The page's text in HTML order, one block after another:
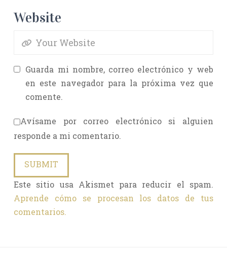
Website
Guarda mi nombre, correo electrónico y web
en este navegador para la próxima vez que
comente.
Avísame por correo electrónico si alguien
responde a mi comentario.
Este sitio usa Akismet para reducir el spam.
Aprende cómo se procesan los datos de tus
comentarios.